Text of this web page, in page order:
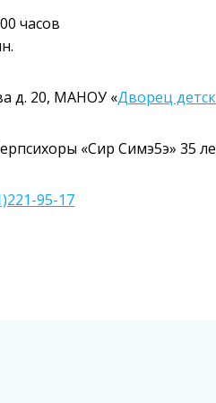
часов
д. 20, МАНОУ «Дворец
«Сир Симэ5э» 35
95-17